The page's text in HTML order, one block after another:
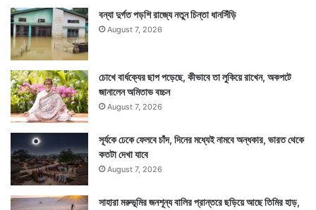
বন্যা দুর্গত পড়শি রাজ্যে নতুন চিন্তা ধানসিঁড়ি
August 7, 2026
চোখে বার্ধক্যের ছাপ পড়েছে, কীভাবে তা লুকিয়ে রাখেন, অকপটে
জানালেন অমিতাভ বচ্চন
August 7, 2026
সূর্যকে ঢেকে ফেলবে চাঁদ, দিনের মধ্যেই নামবে অন্ধকার, ভারত থেকে
কতটা দেখা যাবে
August 7, 2026
সাহারা মরুভূমির জনশূন্য বালির প্রান্তরে ছড়িয়ে আছে তিমির হাড়,